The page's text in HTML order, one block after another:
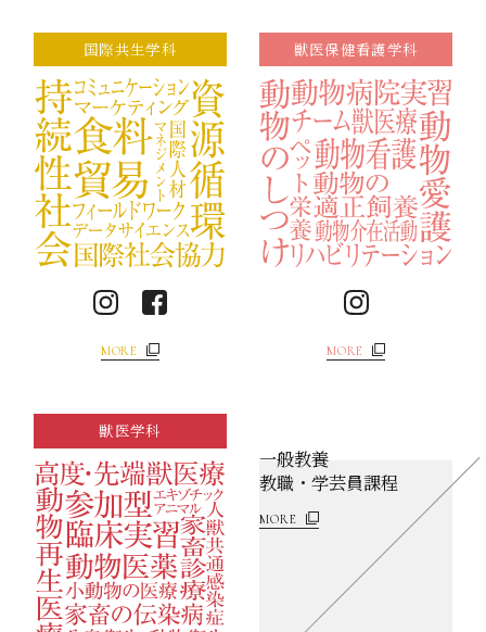
国際共生学科
MORE
獣医保健看護学科
MORE
獣医学科
一般教養
教職・学芸員課程
MORE